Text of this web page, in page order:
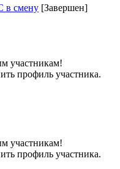
в смену [Завершен]
участникам!
профиль участника.
участникам!
профиль участника.